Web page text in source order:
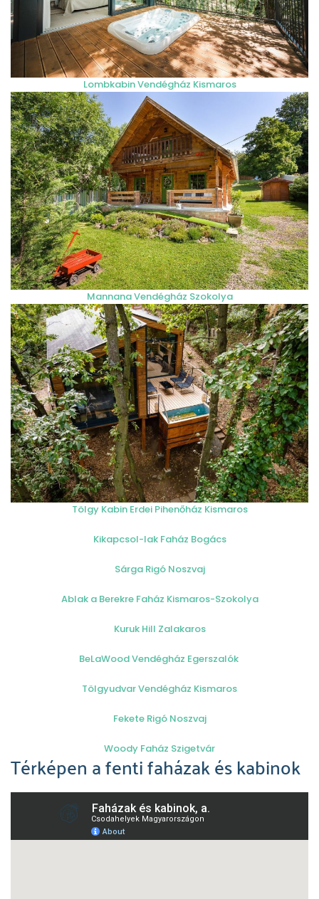
Lombkabin Vendégház Kismaros
Mannana Vendégház Szokolya
Tölgy Kabin Erdei Pihenőház Kismaros
Kikapcsol-lak Faház Bogács
Sárga Rigó Noszvaj
Ablak a Berekre Faház Kismaros-Szokolya
Kuruk Hill Zalakaros
BeLaWood Vendégház Egerszalók
Tölgyudvar Vendégház Kismaros
Fekete Rigó Noszvaj
Woody Faház Szigetvár
Térképen a fenti faházak és kabinok